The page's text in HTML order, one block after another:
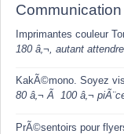
Communication
Imprimantes couleur
180 â‚¬, autant
KakÃ©mono. Soyez
80 â‚¬ Ã 100 â‚¬
PrÃ©sentoirs pour